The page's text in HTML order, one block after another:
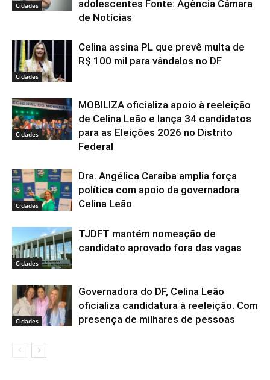
Cidades
adolescentes Fonte: Agência Câmara
de Notícias
Cidades
Celina assina PL que prevê multa de
R$ 100 mil para vândalos no DF
Cidades
MOBILIZA oficializa apoio à reeleição
de Celina Leão e lança 34 candidatos
para as Eleições 2026 no Distrito
Federal
Cidades
Dra. Angélica Caraíba amplia força
política com apoio da governadora
Celina Leão
Cidades
TJDFT mantém nomeação de
candidato aprovado fora das vagas
Cidades
Governadora do DF, Celina Leão
oficializa candidatura à reeleição. Com
presença de milhares de pessoas